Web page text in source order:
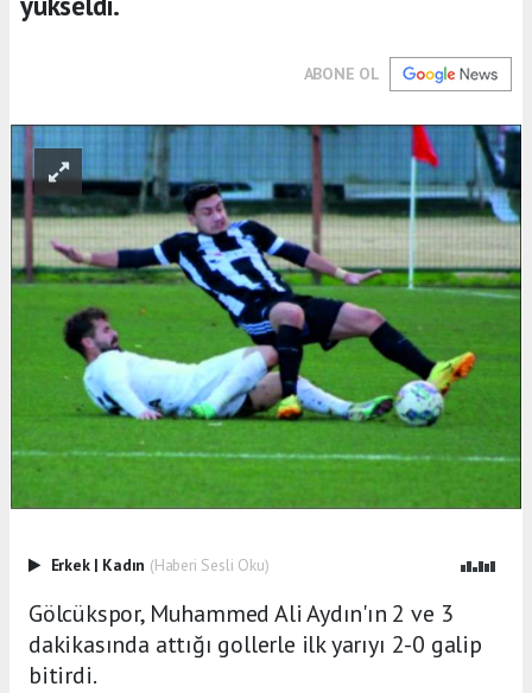
ABONE OL
Erkek | Kadın (Haberi Sesli Oku)
Gölcükspor, Muhammed Ali Aydın'ın 2 ve 3
dakikasında attığı gollerle ilk yarıyı 2-0 galip
bitirdi.